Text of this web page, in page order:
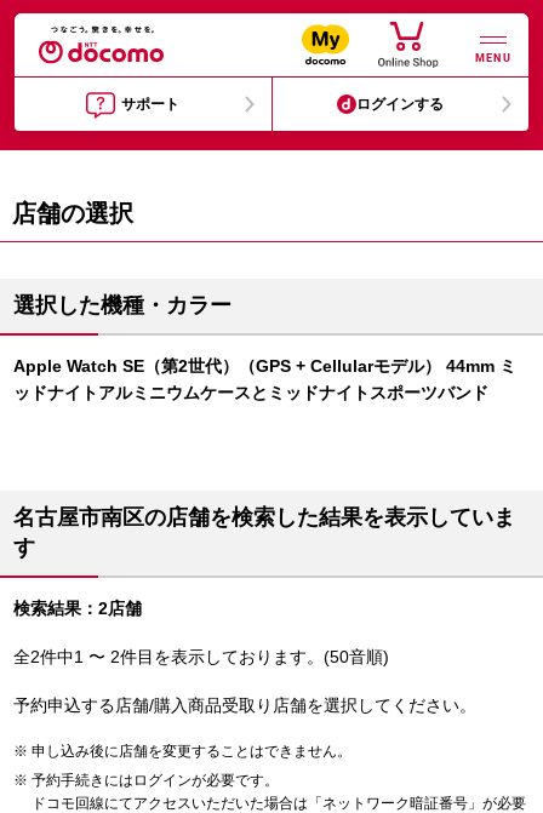
MENU
サポート ログインする
店舗の選択
選択した機種・カラー
Apple Watch SE（第2世代）（GPS + Cellularモデル） 44mm ミ
ッドナイトアルミニウムケースとミッドナイトスポーツバンド
名古屋市南区の店舗を検索した結果を表示していま
す
検索結果：2店舗
全2件中1 〜 2件目を表示しております。(50音順)
予約申込する店舗/購入商品受取り店舗を選択してください。
申し込み後に店舗を変更することはできません。
予約手続きにはログインが必要です。
ドコモ回線にてアクセスいただいた場合は「ネットワーク暗証番号」が必要